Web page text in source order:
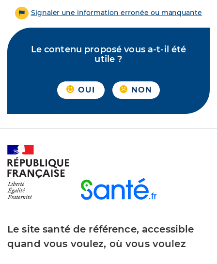
Signaler une information erronée ou manquante
Le contenu proposé vous a-t-il été
utile ?
OUI NON
Le site santé de référence, accessible
quand vous voulez, où vous voulez